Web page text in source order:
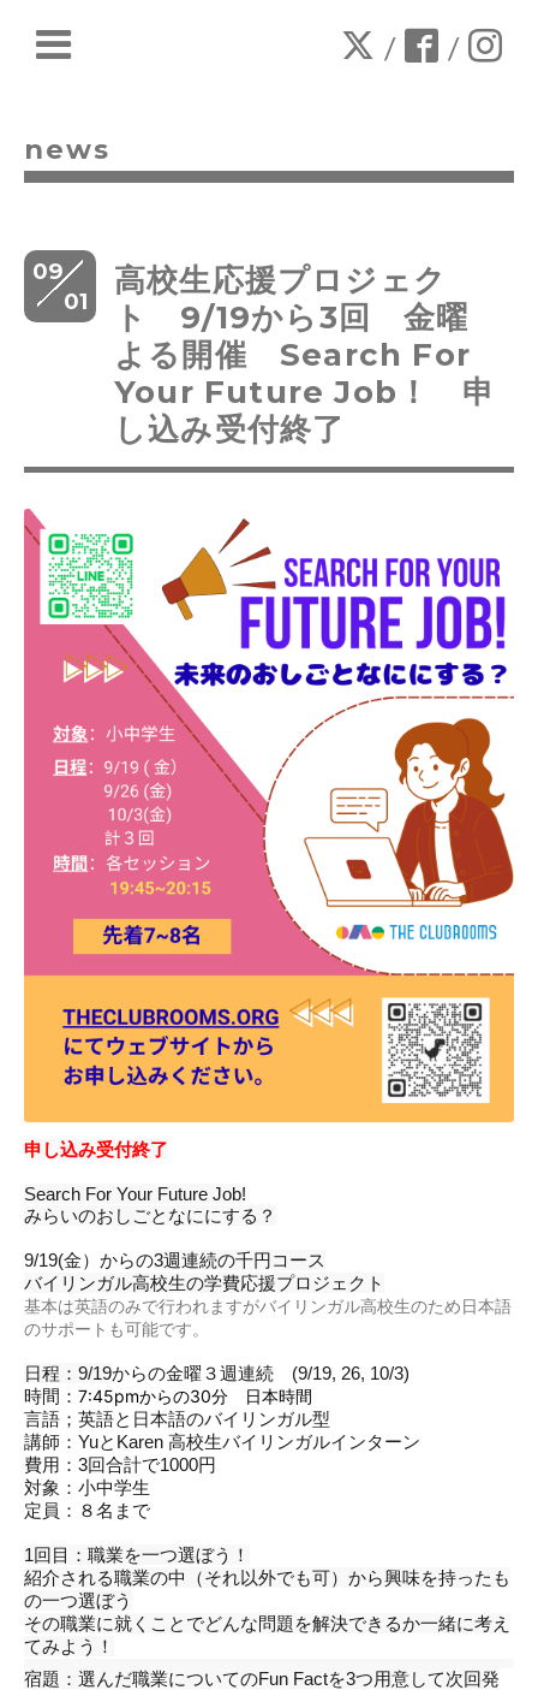
/ /
news
09
01
高校生応援プロジェク
ト 9/19から3回 金曜
よる開催 Search For
Your Future Job！ 申
し込み受付終了
申し込み受付終了
Search For Your Future Job!
みらいのおしごとなににする？
9/19(金）からの3週連続の千円コース
バイリンガル高校生の学費応援プロジェクト
基本は英語のみで行われますがバイリンガル高校生のため日本語
のサポートも可能です。
日程：9/19からの金曜３週連続 (9/19, 26, 10/3)
時間： 7:45pmからの30分 日本時間
言語；英語と日本語のバイリンガル型
講師：YuとKaren 高校生バイリンガルインターン
費用：3回合計で1000円
対象：小中学生
定員：８名まで
1回目：職業を一つ選ぼう！
紹介される職業の中（それ以外でも可）から興味を持ったも
の一つ選ぼう
その職業に就くことでどんな問題を解決できるか一緒に考え
てみよう！
宿題：選んだ職業についてのFun Factを3つ用意して次回発